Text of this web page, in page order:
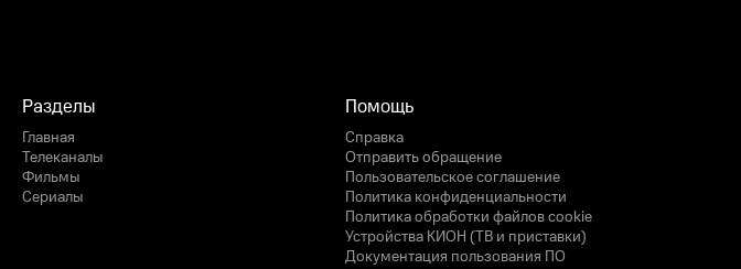
Разделы
Главная
Телеканалы
Фильмы
Сериалы
Помощь
Справка
Отправить обращение
Пользовательское соглашение
Политика конфиденциальности
Политика обработки файлов cookie
Устройства КИОН (ТВ и приставки)
Документация пользования ПО